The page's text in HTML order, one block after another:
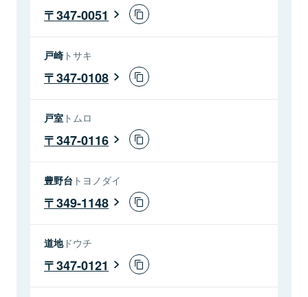
347-0051
戸崎トサキ
347-0108
戸室 トムロ
347-0116
豊野台 トヨノダイ
349-1148
道地ドウチ
347-0121